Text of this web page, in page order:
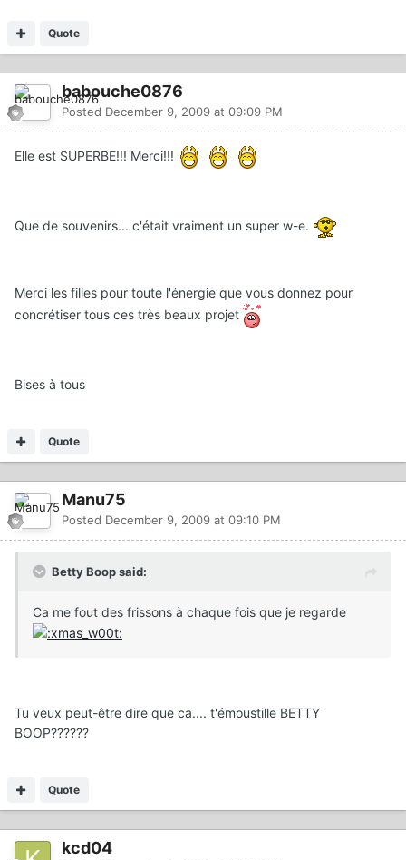
Quote
babouche0876
Posted December 9, 2009 at 09:09 PM
Elle est SUPERBE!!! Merci!!!
Que de souvenirs... c'était vraiment un super w-e.
Merci les filles pour toute l'énergie que vous donnez pour
concrétiser tous ces très beaux projet
Bises à tous
Quote
Manu75
Posted December 9, 2009 at 09:10 PM
Betty Boop said:
Ca me fout des frissons à chaque fois que je regarde
Tu veux peut-être dire que ca.... t'émoustille BETTY
BOOP??????
Quote
kcd04